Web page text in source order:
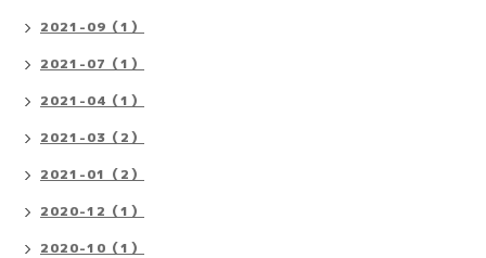
2021-09（1）
2021-07（1）
2021-04（1）
2021-03（2）
2021-01（2）
2020-12（1）
2020-10（1）